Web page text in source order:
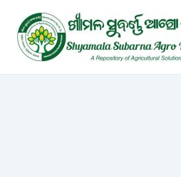
content